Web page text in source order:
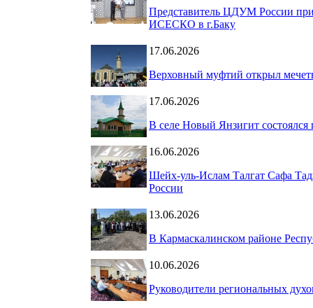
Представитель ЦДУМ России
ИСЕСКО в г.Баку
17.06.2026
Верховный муфтий открыл
17.06.2026
В селе Новый Янзигит
16.06.2026
Шейх-уль-Ислам Талгат Сафа
России
13.06.2026
В Кармаскалинском районе
10.06.2026
Руководители региональных